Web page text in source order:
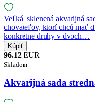
Veľká, sklenená akvarijná
chovateľov, ktorí chcú mať
konkrétne druhy v dvoch…
96.12 EUR
Skladom
Akvarijná sada